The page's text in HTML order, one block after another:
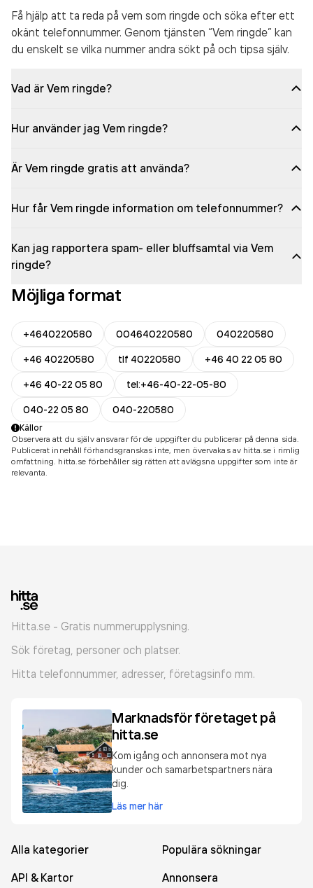
Få hjälp att ta reda på vem som ringde och söka efter ett
okänt telefonnummer. Genom tjänsten “Vem ringde” kan
du enskelt se vilka nummer andra sökt på och tipsa själv.
Vad är Vem ringde?
Hur använder jag Vem ringde?
Är Vem ringde gratis att använda?
Hur får Vem ringde information om telefonnummer?
Kan jag rapportera spam- eller bluffsamtal via Vem
ringde?
Möjliga format
+4640220580 004640220580
040220580
+46 40220580
tlf 40220580
+46 40 22 05 80
+46 40-22 05 80
tel:+46-40-22-05-80
040-22 05 80
040-220580
Källor
Observera att du själv ansvarar för de uppgifter du publicerar på denna sida.
Publicerat innehåll förhandsgranskas inte, men övervakas av hitta.se i rimlig
omfattning. hitta.se förbehåller sig rätten att avlägsna uppgifter som inte är
relevanta.
Hitta.se - Gratis nummerupplysning.
Sök företag, personer och platser.
Hitta telefonnummer, adresser, företagsinfo mm.
Marknadsför företaget på
hitta.se
Kom igång och annonsera mot nya
kunder och samarbetspartners nära
dig.
Läs mer här
Alla kategorier
Populära sökningar
API & Kartor
Annonsera